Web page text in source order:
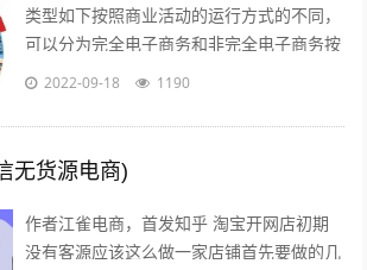
类型如下按照商业活动的运行方式的不同，
可以分为完全电子商务和非完全电子商务按
照商务活动的内容的不同，可以分为间接电
2022-09-18 1190
无货源电商)
作者江雀电商，首发知乎 淘宝开网店初期
没有客源应该这么做一家店铺首先要做的几